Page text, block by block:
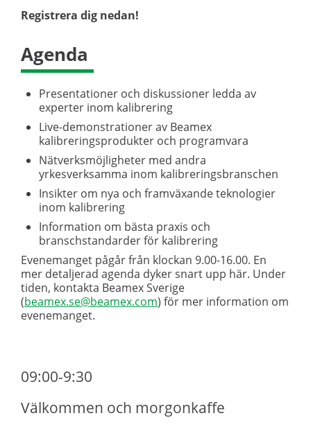
Registrera dig nedan!
Agenda
Presentationer och diskussioner ledda av
experter inom kalibrering
Live-demonstrationer av Beamex
kalibreringsprodukter och programvara
Nätverksmöjligheter med andra
yrkesverksamma inom kalibreringsbranschen
Insikter om nya och framväxande teknologier
inom kalibrering
Information om bästa praxis och
branschstandarder för kalibrering
Evenemanget pågår från klockan 9.00-16.00. En
mer detaljerad agenda dyker snart upp här. Under
tiden, kontakta Beamex Sverige
(beamex.se@beamex.com) för mer information om
evenemanget.
09:00-9:30
Välkommen och morgonkaffe